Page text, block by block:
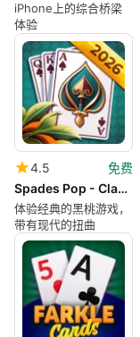
iPhone上的综合桥梁
体验
4.5
免费
Spades Pop - Classic Card Game
体验经典的黑桃游戏，
带有现代的扭曲